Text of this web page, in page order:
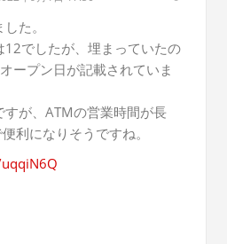
た。
でしたが、埋まっていたの
ープン日が記載されていま
が、ATMの営業時間が長
利になりそうですね。